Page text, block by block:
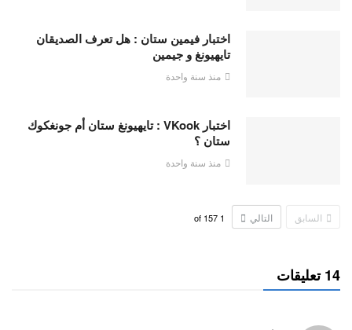
اختبار فيمين ستان : هل تعرف الصديقان
تايهيونغ و جيمين
منذ سنة واحدة
اختبار VKook : تايهيونغ ستان أم جونغكوك
ستان ؟
منذ سنة واحدة
السابق التالي 1
157
14 تعليقات